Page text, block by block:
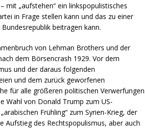
mit „aufstehen“ ein linkspopulistisches
in Frage stellen kann und das zu einer
beitragen kann.
von Lehman Brothers und der
dem Börsencrash 1929. Vor dem
und der daraus folgenden
und dem zurück geworfenen
für alle größeren politischen Verwerfungen
Wahl von Donald Trump zum US-
Frühling“ zum Syrien-Krieg, der
Aufstieg des Rechtspopulismus, aber auch